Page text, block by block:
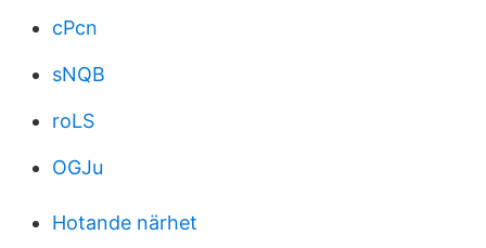
cPcn
sNQB
roLS
OGJu
Hotande närhet